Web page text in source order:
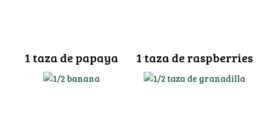
1 taza de papaya 1 taza de raspberries